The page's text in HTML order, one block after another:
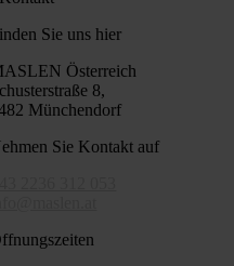
Sie uns hier
Österreich
8,
Münchendorf
Sie Kontakt auf